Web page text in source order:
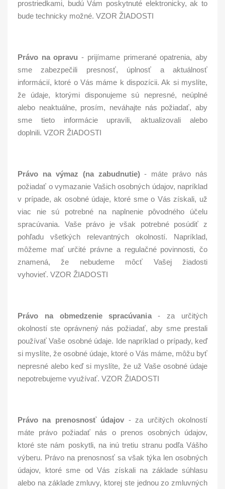
prostriedkami, budú Vám poskytnuté elektronicky, ak to
bude technicky možné. VZOR ŽIADOSTI
Právo na opravu - prijímame primerané opatrenia, aby
sme zabezpečili presnosť, úplnosť a aktuálnosť
informácií, ktoré o Vás máme k dispozícii. Ak si myslíte,
že údaje, ktorými disponujeme sú nepresné, neúplné
alebo neaktuálne, prosím, neváhajte nás požiadať, aby
sme tieto informácie upravili, aktualizovali alebo
doplnili. VZOR ŽIADOSTI
Právo na výmaz (na zabudnutie)- máte právo nás
požiadať o vymazanie Vašich osobných údajov, napríklad
v prípade, ak osobné údaje, ktoré sme o Vás získali, už
viac nie sú potrebné na naplnenie pôvodného účelu
spracúvania. Vaše právo je však potrebné posúdiť z
pohľadu všetkých relevantných okolností. Napríklad,
môžeme mať určité právne a regulačné povinnosti, čo
znamená, že nebudeme môcť Vašej žiadosti
vyhovieť. VZOR ŽIADOSTI
Právo na obmedzenie spracúvania- za určitých
okolností ste oprávnený nás požiadať, aby sme prestali
používať Vaše osobné údaje. Ide napríklad o prípady, keď
si myslíte, že osobné údaje, ktoré o Vás máme, môžu byť
nepresné alebo keď si myslíte, že už Vaše osobné údaje
nepotrebujeme využívať. VZOR ŽIADOSTI
Právo na prenosnosť údajov - za určitých okolností
máte právo požiadať nás o prenos osobných údajov,
ktoré ste nám poskytli, na inú tretiu stranu podľa Vášho
výberu. Právo na prenosnosť sa však týka len osobných
údajov, ktoré sme od Vás získali na základe súhlasu
alebo na základe zmluvy, ktorej ste jednou zo zmluvných